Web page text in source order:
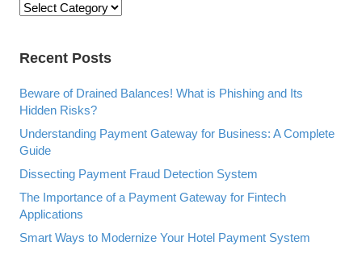
F
T
R
B
Y
Recent Posts
Beware of Drained Balances! What is Phishing and Its
Hidden Risks?
Understanding Payment Gateway for Business: A Complete
Guide
Dissecting Payment Fraud Detection System
The Importance of a Payment Gateway for Fintech
Applications
Smart Ways to Modernize Your Hotel Payment System